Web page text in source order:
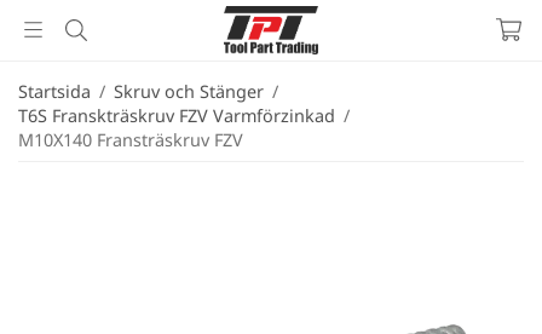
Startsida / Skruv och Stänger /
T6S Franskträskruv FZV Varmförzinkad /
M10X140 Fransträskruv FZV